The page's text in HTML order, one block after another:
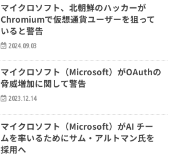
マイクロソフト、北朝鮮のハッカーが
Chromiumで仮想通貨ユーザーを狙って
いると警告
2024.09.03
マイクロソフト（Microsoft）がOAuthの
脅威増加に関して警告
2023.12.14
マイクロソフト（Microsoft）がAI チー
ムを率いるためにサム・アルトマン氏を
採用へ